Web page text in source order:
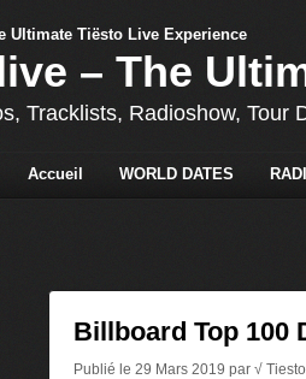
– The
Tracklists, Radioshow, Tour
Accueil WORLD DATES
Billboard Top 100
Publié le 29 Mars 2019 par √